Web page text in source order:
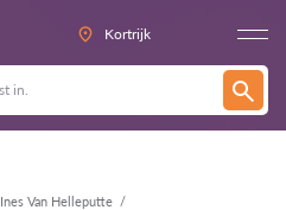
Kortrijk
Ines Van Helleputte